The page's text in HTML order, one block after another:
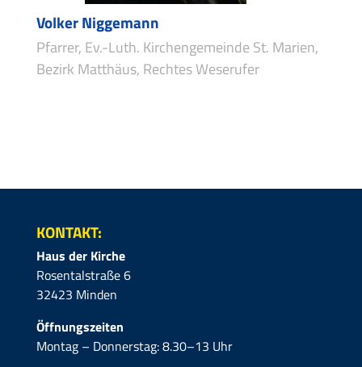
Volker Niggemann
Pfarrer, Ev.-Luth. Kirchengemeinde St. Marien,
Bezirk Matthäus, Rechtes Weserufer
KONTAKT:
Haus der Kirche
Rosentalstraße 6
32423 Minden
Öffnungszeiten
Montag – Donnerstag: 8.30–13 Uhr